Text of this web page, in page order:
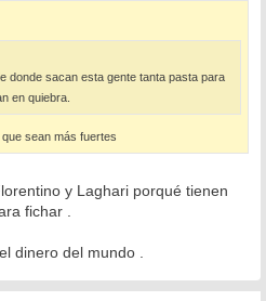
donde sacan esta gente tanta pasta para
en quiebra.
sean más fuertes
y Laghari porqué tienen
fichar .
dinero del mundo .